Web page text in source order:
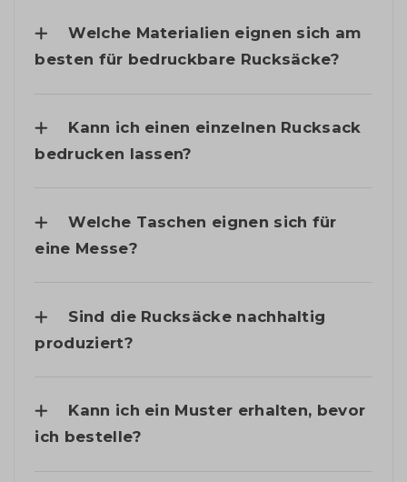
Welche Materialien eignen sich am
besten für bedruckbare Rucksäcke?
Kann ich einen einzelnen Rucksack
bedrucken lassen?
Welche Taschen eignen sich für
eine Messe?
Sind die Rucksäcke nachhaltig
produziert?
Kann ich ein Muster erhalten, bevor
ich bestelle?